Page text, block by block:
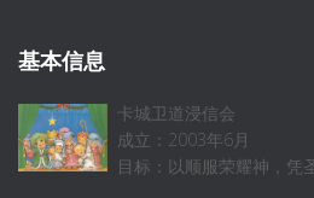
基本信息
卡城卫道浸信会
成立：2003年6月
目标：以顺服荣耀神，凭